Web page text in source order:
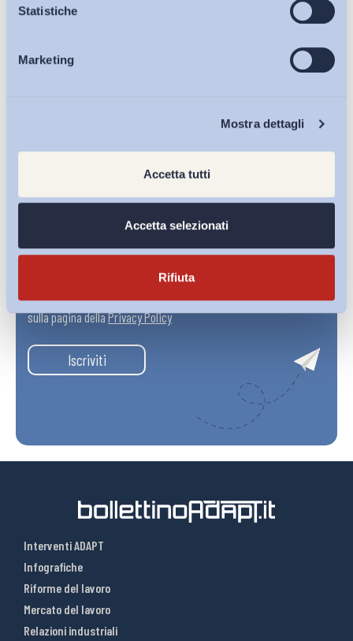
Statistiche
Marketing
Mostra dettagli
Accetta tutti
Accetta selezionati
Rifiuta
Osservatori
Eventi
sulla pagina dellaPrivacy Policy
Iscriviti
Interventi ADAPT
Infografiche
Riforme del lavoro
Mercato del lavoro
Relazioni industriali